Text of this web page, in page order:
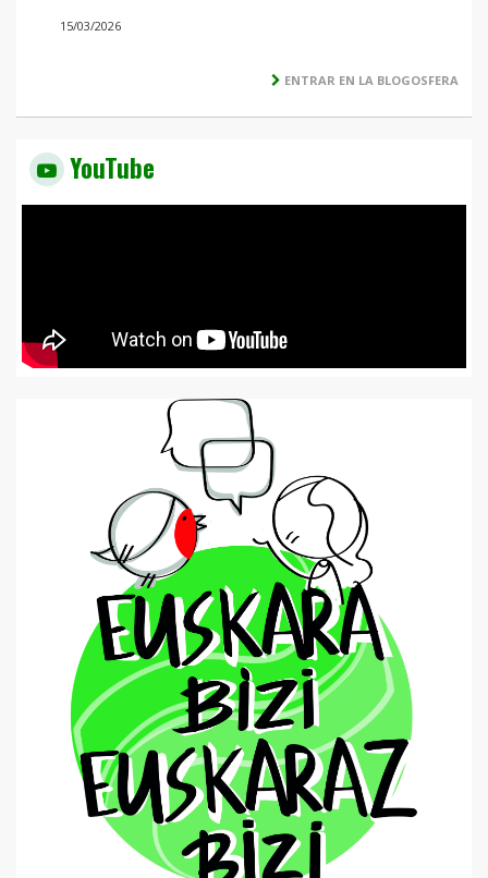
15/03/2026
ENTRAR EN LA BLOGOSFERA
YouTube